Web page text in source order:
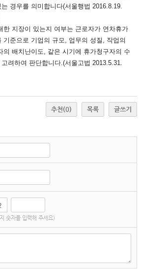
는 경우를 의미합니다(서울행법 2016.8.19.
한 지장이 있는지 여부는 근로자가 연차휴가
기준으로 기업의 규모, 업무의 성질, 작업의
의 배치난이도, 같은 시기에 휴가청구자의 수
려하여 판단합니다.(서울고법 2013.5.31.
추천(0) 목록 글쓰기
숫자를 입력해 주세요)